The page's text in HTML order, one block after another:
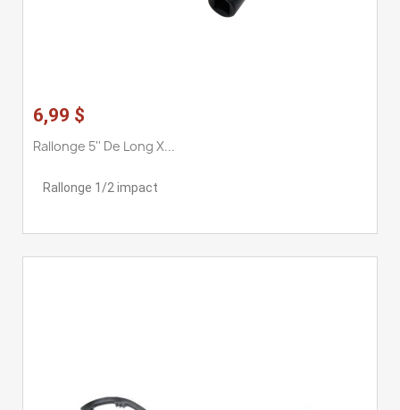
6,99 $
Rallonge 5'' De Long X...
Rallonge 1/2 impact